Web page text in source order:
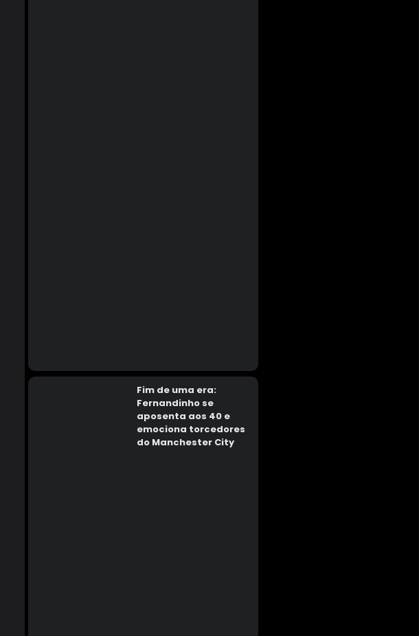
Fim de uma era:
Fernandinho se
aposenta aos 40 e
emociona torcedores
do Manchester City